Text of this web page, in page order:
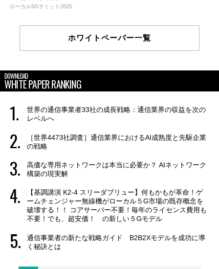
ローカル5Gサミット2025
ホワイトペーパー一覧
DOWNLOAD
WHITE PAPER RANKING
世界の通信事業者33社の成長戦略：通信業界の収益を次の
レベルへ
［世界4473社調査］通信業界におけるAI成熟度と先駆企業
の戦略
高価な専用ネットワークは本当に必要か？ AIネットワーク
構築の現実解
【基調講演 K2-4 スリーダブリュー】何もかもが革命！ゲ
ームチェンジャー無線機がローカル５G市場の既存概念を
破壊する！！ コアサーバー不要！毎年のライセンス費用も
不要！でも、超安価！ の新しい５Gモデル
通信事業者の新たな戦略ガイド B2B2Xモデルを成功に導
く秘訣とは